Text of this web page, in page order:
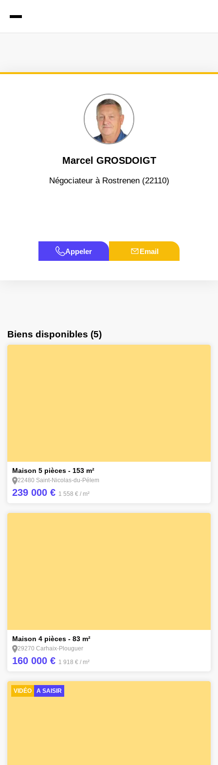
Marcel GROSDOIGT
négociateur à Rostrenen (22110)
Appeler Email
Biens disponibles (5)
Maison 5 pièces - 153 m²
22480 Saint-Nicolas-du-Pélem
239 000 € 1 558 € / m²
Maison 4 pièces - 83 m²
29270 Carhaix-Plouguer
160 000 € 1 918 € / m²
VIDÉO A SAISIR